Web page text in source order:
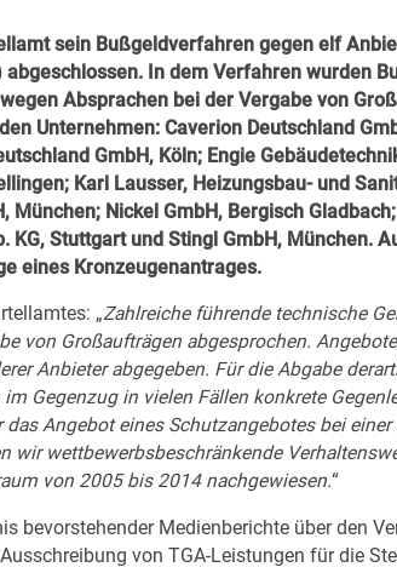
sein Bußgeldverfahren gegen elf
In dem Verfahren wurden
Absprachen bei der Vergabe von
Unternehmen: Caverion Deutschland
GmbH, Köln; Engie
Karl Lausser, Heizungsbau- und
München; Nickel GmbH, Bergisch
KG, Stuttgart und Stingl GmbH, München.
eines Kronzeugenantrages.
„Zahlreiche führende technische
von Großaufträgen abgesprochen.
Anbieter abgegeben. Für die Abgabe
Gegenzug in vielen Fällen konkrete
Angebot eines Schutzangebotes bei einer
wir wettbewerbsbeschränkende
von 2005 bis 2014 nachgewiesen.“
bevorstehender Medienberichte über den
von TGA-Leistungen für die